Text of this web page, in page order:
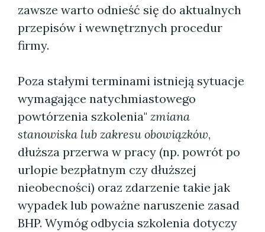
zawsze warto odnieść się do aktualnych
przepisów i wewnętrznych procedur
firmy.
Poza stałymi terminami istnieją sytuacje
wymagające natychmiastowego
powtórzenia szkolenia" zmiana
stanowiska lub zakresu obowiązków,
dłuższa przerwa w pracy (np. powrót po
urlopie bezpłatnym czy dłuższej
nieobecności) oraz zdarzenie takie jak
wypadek lub poważne naruszenie zasad
BHP. Wymóg odbycia szkolenia dotyczy